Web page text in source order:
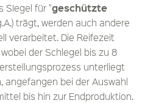
SIegel für "geschützte
trägt, werden auch andere
verarbeitet. Die Reifezeit
der Schlegel bis zu 8
unterliegt
bei der Auswahl
bis hin zur Endproduktion.